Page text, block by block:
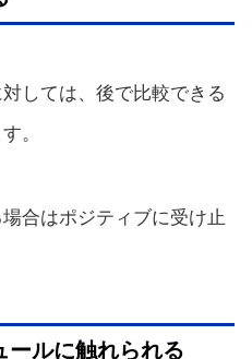
しては、後で比較できる
。
合はポジティブに受け止
ールに触れられる